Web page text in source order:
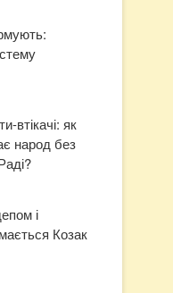
втікачі: як
народ без
і
Козак